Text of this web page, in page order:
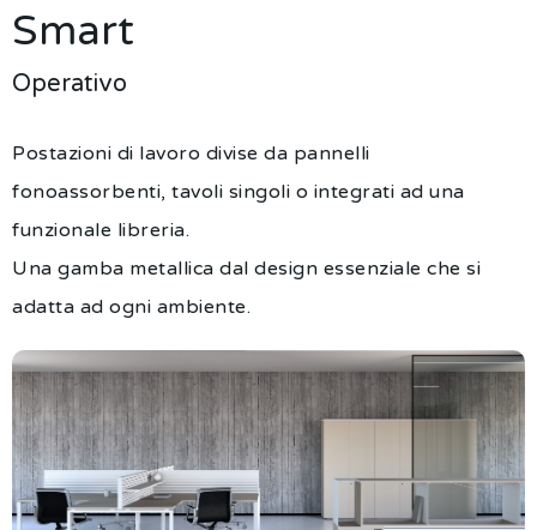
Smart
Operativo
Postazioni di lavoro divise da pannelli
fonoassorbenti, tavoli singoli o integrati ad una
funzionale libreria.
Una gamba metallica dal design essenziale che si
adatta ad ogni ambiente.